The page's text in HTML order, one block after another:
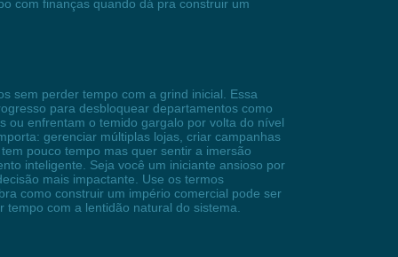
com finanças quando dá pra construir um
sem perder tempo com a grind inicial. Essa
para desbloquear departamentos como
ou enfrentam o temido gargalo por volta do nível
gerenciar múltiplas lojas, criar campanhas
pouco tempo mas quer sentir a imersão
inteligente. Seja você um iniciante ansioso por
mais impactante. Use os termos
como construir um império comercial pode ser
com a lentidão natural do sistema.